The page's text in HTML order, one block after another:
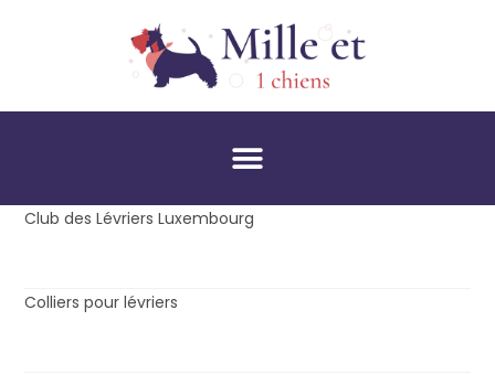
Club des Lévriers Luxembourg
Colliers pour lévriers